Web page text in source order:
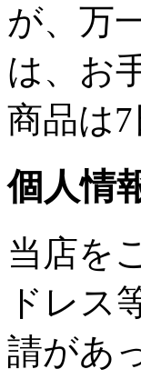
が、万
は、お
商品は
個人情
当店を
ドレス
請があ